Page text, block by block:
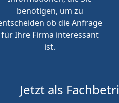
benötigen, um zu
ob die Anfrage
für Ihre Firma interessant
ist.
Jetzt als